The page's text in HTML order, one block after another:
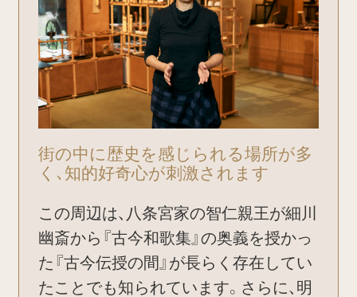
街の中に歴史を感じられる場所が多
く、知的好奇心が刺激されます
この周辺は、八条宮家の智仁親王が細川
幽斎から『古今和歌集』の奥義を授かっ
た『古今伝授の間』が長らく存在してい
たことでも知られています。さらに、明